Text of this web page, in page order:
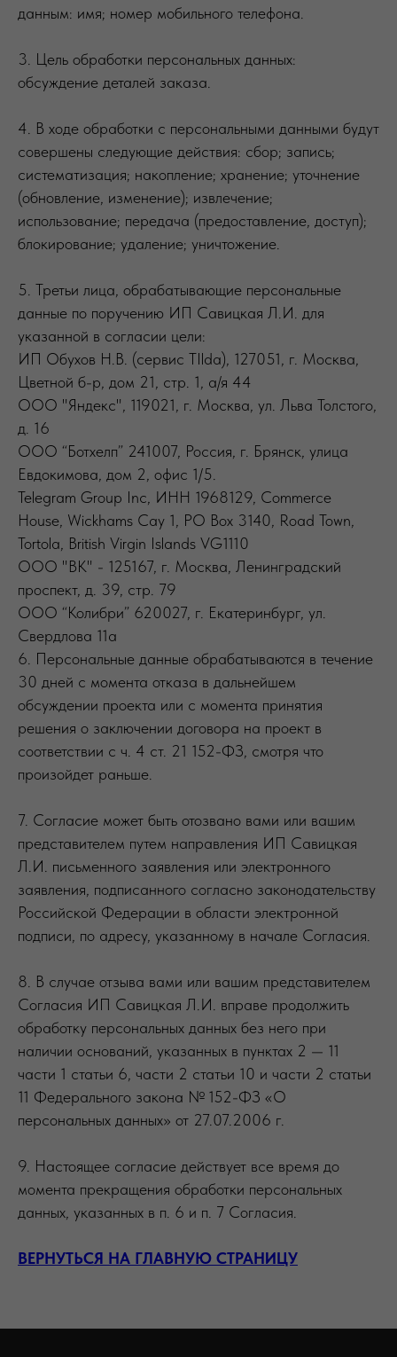
данным: имя; номер мобильного телефона.
3. Цель обработки персональных данных:
обсуждение деталей заказа.
4. В ходе обработки с персональными данными будут
совершены следующие действия: сбор; запись;
систематизация; накопление; хранение; уточнение
(обновление, изменение); извлечение;
использование; передача (предоставление, доступ);
блокирование; удаление; уничтожение.
5. Третьи лица, обрабатывающие персональные
данные по поручению ИП Савицкая Л.И. для
указанной в согласии цели:
ИП Обухов Н.В. (сервис TIlda), 127051, г. Москва,
Цветной б-р, дом 21, стр. 1, а/я 44
ООО "Яндекс", 119021, г. Москва, ул. Льва Толстого,
д. 16
ООО “Ботхелп” 241007, Россия, г. Брянск, улица
Евдокимова, дом 2, офис 1/5.
Telegram Group Inc, ИНН 1968129, Commerce
House, Wickhams Cay 1, PO Box 3140, Road Town,
Tortola, British Virgin Islands VG1110
ООО "ВК" - 125167, г. Москва, Ленинградский
проспект, д. 39, стр. 79
ООО “Колибри” 620027, г. Екатеринбург, ул.
Свердлова 11а
6. Персональные данные обрабатываются в течение
30 дней с момента отказа в дальнейшем
обсуждении проекта или с момента принятия
решения о заключении договора на проект в
соответствии с ч. 4 ст. 21 152-ФЗ, смотря что
произойдет раньше.
7. Согласие может быть отозвано вами или вашим
представителем путем направления ИП Савицкая
Л.И. письменного заявления или электронного
заявления, подписанного согласно законодательству
Российской Федерации в области электронной
подписи, по адресу, указанному в начале Согласия.
8. В случае отзыва вами или вашим представителем
Согласия ИП Савицкая Л.И. вправе продолжить
обработку персональных данных без него при
наличии оснований, указанных в пунктах 2 — 11
части 1 статьи 6, части 2 статьи 10 и части 2 статьи
11 Федерального закона № 152-ФЗ «О
персональных данных» от 27.07.2006 г.
9. Настоящее согласие действует все время до
момента прекращения обработки персональных
данных, указанных в п. 6 и п. 7 Согласия.
ВЕРНУТЬСЯ НА ГЛАВНУЮ СТРАНИЦУ